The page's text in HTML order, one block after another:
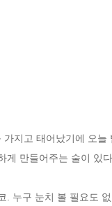
지고 태어났기에 오
게 만들어주는 술이 있
. 누구 눈치 볼 필요도